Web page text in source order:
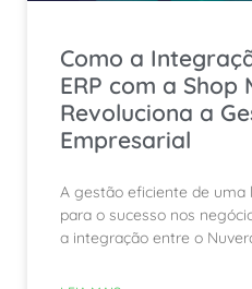
Como a
ERP com a Shop
Revoluciona a
Empresarial
A gestão eficiente de uma
para o sucesso nos
a integração entre o